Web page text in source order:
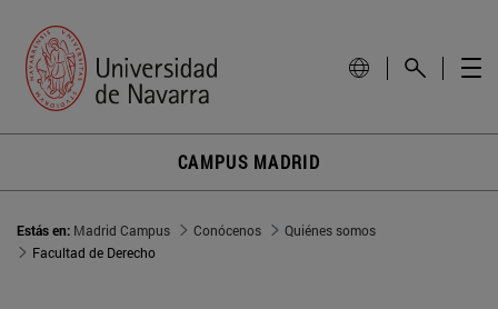
CAMPUS MADRID
Estás en: Madrid Campus Conócenos
Quiénes somos
Facultad de Derecho